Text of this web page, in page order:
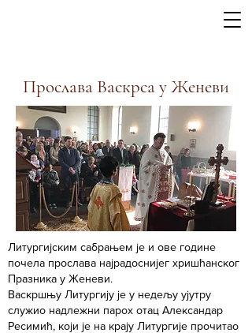
Прослава Васкрса у Женеви
Литургијским сабрањем је и ове године
почела прослава најрадоснијег хришћанског
Празника у Женеви.
Васкршњу Литургију је у недељу ујутру
служио надлежни парох отац Александар
Ресимић, који је на крају Литургије прочитао